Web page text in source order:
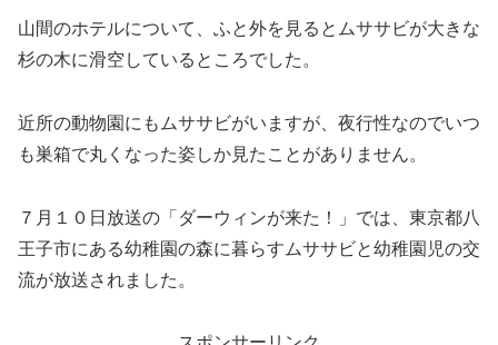
山間のホテルについて、ふと外を見るとムササビが大きな
杉の木に滑空しているところでした。
近所の動物園にもムササビがいますが、夜行性なのでいつ
も巣箱で丸くなった姿しか見たことがありません。
７月１０日放送の「ダーウィンが来た！」では、東京都八
王子市にある幼稚園の森に暮らすムササビと幼稚園児の交
流が放送されました。